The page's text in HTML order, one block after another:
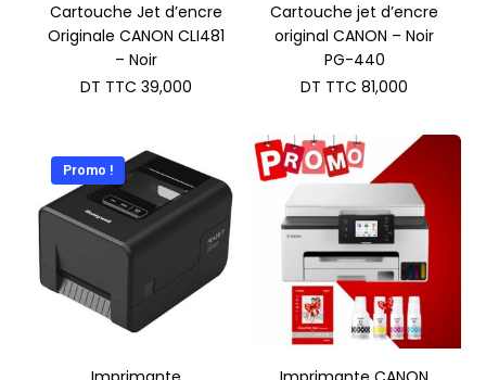
Cartouche Jet d’encre
Originale CANON CLI481
– Noir
DT TTC 39,000
Cartouche jet d’encre
original CANON – Noir
PG-440
DT TTC 81,000
Promo !